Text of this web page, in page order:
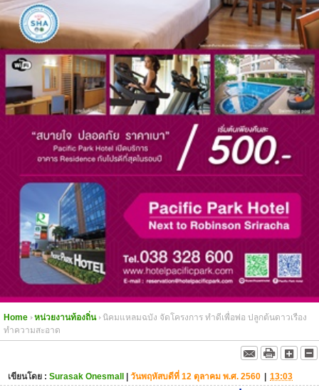
Home หน่วยงานท้องถิ่น
นิคมแหลมฉบัง จัดโครงการ ทำดีเพื่อพ่อ ปลูกต้นดาวเรือง
ทำความสะอาด
เขียนโดย : Surasak Onesmall | วันพฤหัสบดีที่ 12 ตุลาคม พ.ศ. 2560 | 13:03